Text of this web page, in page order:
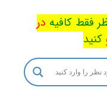
فقط کافیه در
کنید